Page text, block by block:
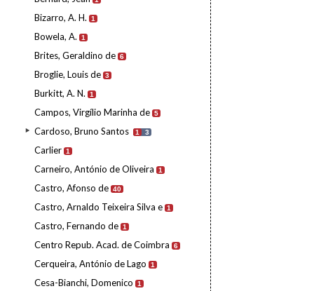
Bizarro, A. H. 1
Bowela, A. 1
Brites, Geraldino de 6
Broglie, Louis de 3
Burkitt, A. N. 1
Campos, Virgílio Marinha de 5
Cardoso, Bruno Santos 1 3
Carlier 1
Carneiro, António de Oliveira 1
Castro, Afonso de 40
Castro, Arnaldo Teixeira Silva e 1
Castro, Fernando de 1
Centro Repub. Acad. de Coimbra 6
Cerqueira, António de Lago 1
Cesa-Bianchi, Domenico 1